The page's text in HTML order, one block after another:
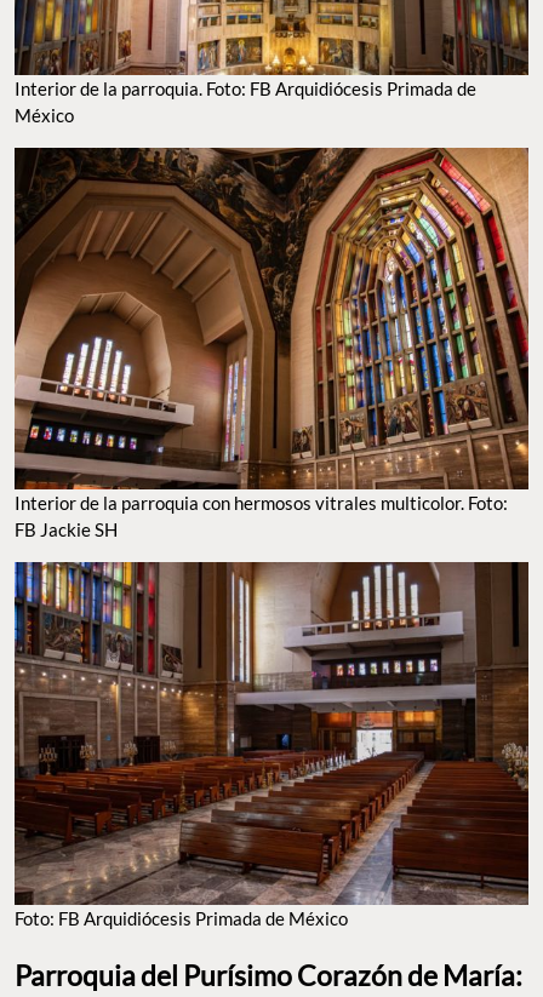
Interior de la parroquia. Foto: FB Arquidiócesis Primada de
México
Interior de la parroquia con hermosos vitrales multicolor. Foto:
FB Jackie SH
Foto: FB Arquidiócesis Primada de México
Parroquia del Purísimo Corazón de María: